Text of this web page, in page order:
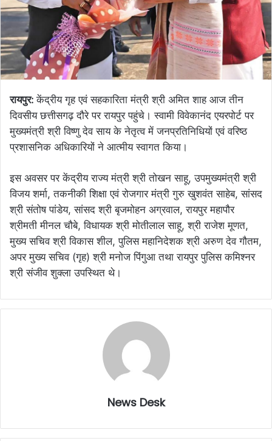
रायपुर:केंद्रीय गृह एवं सहकारिता मंत्री श्री अमित शाह आज तीन
दिवसीय छत्तीसगढ़ दौरे पर रायपुर पहुंचे। स्वामी विवेकानंद एयरपोर्ट पर
मुख्यमंत्री श्री विष्णु देव साय के नेतृत्व में जनप्रतिनिधियों एवं वरिष्ठ
प्रशासनिक अधिकारियों ने आत्मीय स्वागत किया।
इस अवसर पर केंद्रीय राज्य मंत्री श्री तोखन साहू, उपमुख्यमंत्री श्री
विजय शर्मा, तकनीकी शिक्षा एवं रोजगार मंत्री गुरु खुशवंत साहेब, सांसद
श्री संतोष पांडेय, सांसद श्री बृजमोहन अग्रवाल, रायपुर महापौर
श्रीमती मीनल चौबे, विधायक श्री मोतीलाल साहू, श्री राजेश मूणत,
मुख्य सचिव श्री विकास शील, पुलिस महानिदेशक श्री अरुण देव गौतम,
अपर मुख्य सचिव (गृह) श्री मनोज पिंगुआ तथा रायपुर पुलिस कमिश्नर
श्री संजीव शुक्ला उपस्थित थे।
News Desk